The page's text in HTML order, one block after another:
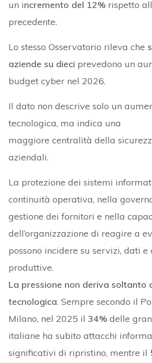
un incremento del 12% rispetto
precedente.
Lo stesso Osservatorio rileva che
aziende su dieci prevedono un
budget cyber nel 2026.
Il dato non descrive solo un
tecnologica, ma indica una
maggiore centralità della
aziendali.
La protezione dei sistemi
continuità operativa, nella
gestione dei fornitori e nella
dell’organizzazione di reagire a
possono incidere su servizi, dati
produttive.
La pressione non deriva soltanto
tecnologica. Sempre secondo il
Milano, nel 2025 il 34% delle
italiane ha subito attacchi
significativi di ripristino, mentre il